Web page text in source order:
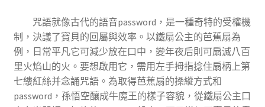
咒語就像古代的語音password，是一種奇特的受權機
制，決議了寶貝的回屬與效率。以鐵扇公主的芭蕉扇為
例，日常平凡它可減少放在口中，變年夜后則可扇滅八百
里火焰山的火。要想啟用它，需用左手拇指捻住扇柄上第
七縷紅絲并念誦咒語。為取得芭蕉扇的操縱方式和
password，孫悟空釀成牛魔王的樣子容貌，從鐵扇公主口